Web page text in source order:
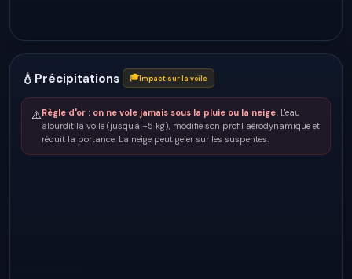
💧 Précipitations 🎓Impact sur la voile
⚠️Règle d'or : on ne vole jamais sous la pluie ou la neige. L'eau
alourdit la voile (jusqu'à +5 kg), modifie son profil aérodynamique et
réduit la portance. La neige peut geler sur les suspentes.